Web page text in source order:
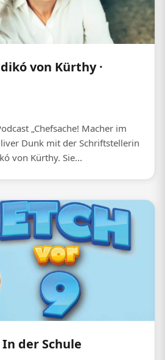
von Kürthy ·
„Chefsache! Macher im
Dunk mit der Schriftstellerin
von Kürthy. Sie...
der Schule